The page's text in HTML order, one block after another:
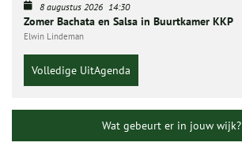
8 augustus 2026 14:30
Zomer Bachata en Salsa in Buurtkamer KKP
Elwin Lindeman
Volledige UitAgenda
Wat gebeurt er in jouw wijk?